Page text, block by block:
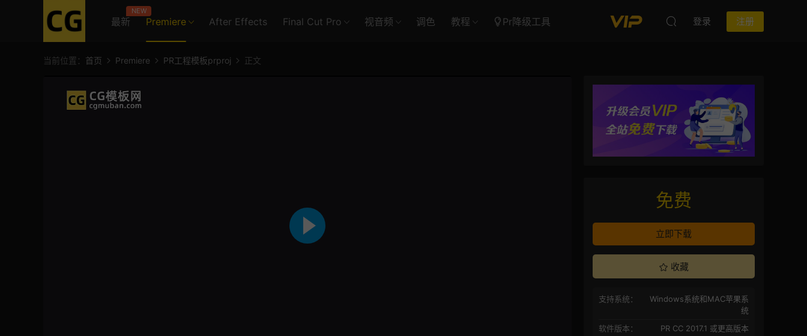
最新
NEW
Premiere After Effects Final Cut Pro 视音频 调色 教程 Pr降级工具 登录 注册
当前位置： 首页 Premiere PR工程模板prproj 正文
免费
立即下载
收藏
支持系统：
Windows系统和MAC苹果系
统
软件版本：
PR CC 2017.1 或更高版本